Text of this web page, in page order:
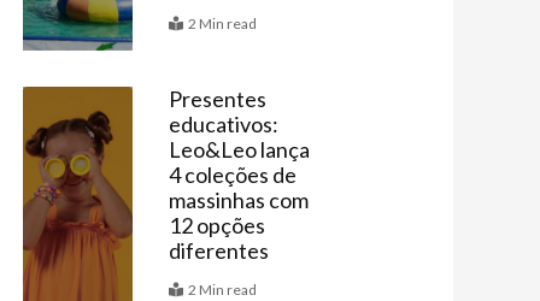
2 Min read
Vitrine
Presentes
educativos:
Leo&Leo lança
4 coleções de
massinhas com
12 opções
diferentes
2 Min read